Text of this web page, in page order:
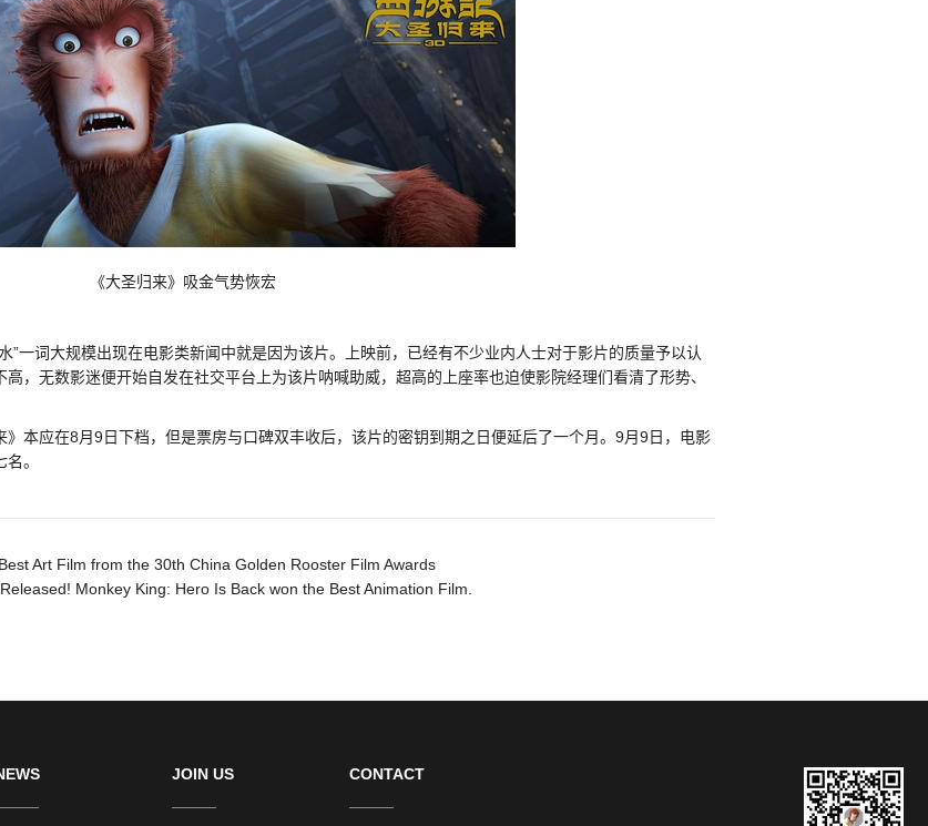
《大圣归来》吸金气势恢宏
”一词大规模出现在电影类新闻中就是因为该片。上映前，已经有不少业内人士对于影片的质量予以认
，无数影迷便开始自发在社交平台上为该片呐喊助威，超高的上座率也迫使影院经理们看清了形势、
本应在8月9日下档，但是票房与口碑双丰收后，该片的密钥到期之日便延后了一个月。9月9日，电影
。
Art Film from the 30th China Golden Rooster Film Awards
Monkey King: Hero Is Back won the Best Animation Film.
JOIN US CONTACT